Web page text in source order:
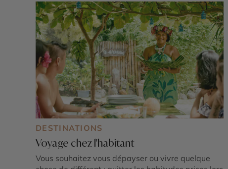
DESTINATIONS
Voyage chez l'habitant
Vous souhaitez vous dépayser ou vivre quelque